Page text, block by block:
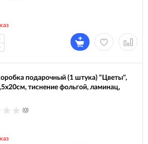
подарочный (1 штука) "Цветы",
тиснение фольгой, ламинац,
(0)